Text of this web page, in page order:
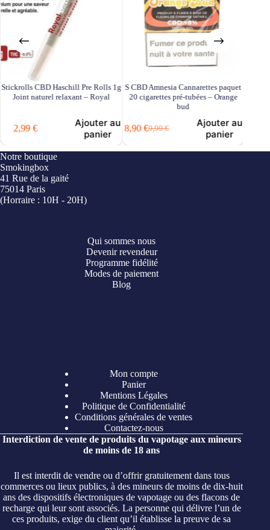
Stickrolls CBD Haschill Pre Rolls 1g
Joint naturel relaxant – Royal
2,99€
Ajouter au
panier
S CBD Amnesia Cannarettes paquet
20 cigarettes pré-tubées – Orange
bud
9,99€
Le
initial
8,90€Le
actuel
Ajouter au
panier
Notre boutique
Smokingbox
41 Rue de la gaité
75014 Paris
(Horraire : 10H - 20H)
Qui sommes nous
Devenir revendeur
Programme fidélité
Modes de paiement
Blog
Mon compte
Panier
Mentions Légales
Politique de Confidentialité
Conditions générales de ventes
Contactez-nous
Interdiction de vente de produits du vapotage aux mineurs
de moins de 18 ans
Il est interdit de vendre ou d’offrir gratuitement dans tous
commerces ou lieux publics, à des mineurs de moins de dix-huit
ans des dispositifs électroniques de vapotage ou des flacons de
recharge qui leur sont associés. La personne qui délivre l’un de
ces produits, exige du client qu’il établisse la preuve de sa